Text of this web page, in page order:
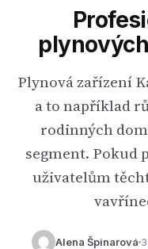
Plynová zařízení
a to například
rodinných
segment. Pokud
uživatelům
Alena Špinarová